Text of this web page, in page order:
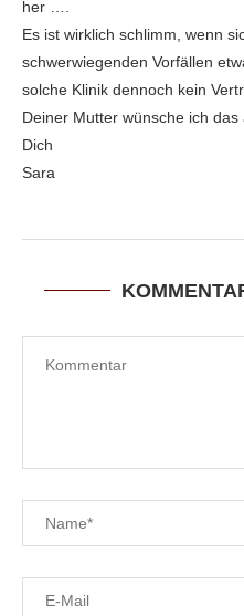
her ….
Es ist wirklich schlimm, wenn
schwerwiegenden Vorfällen
solche Klinik dennoch kein
Deiner Mutter wünsche ich
Dich
Sara